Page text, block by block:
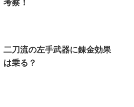
考察！
二刀流の左手武器に錬金効果
は乗る？